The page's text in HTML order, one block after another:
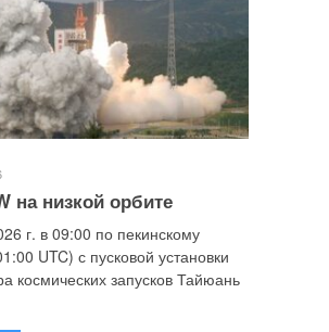
на низкой орбите
г. в 09:00 по пекинскому
UTC) с пусковой установки
космических запусков Тайюань